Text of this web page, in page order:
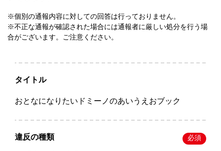
※個別の通報内容に対しての回答は行っておりません。
※不正な通報が確認された場合には通報者に厳しい処分を行う場
合がございます。ご注意ください。
タイトル
おとなになりたいドミーノのあいうえおブック
違反の種類 必須